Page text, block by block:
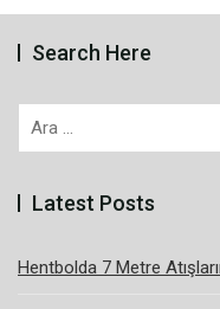
Search Here
Arama:
Latest Posts
Hentbolda 7 Metre